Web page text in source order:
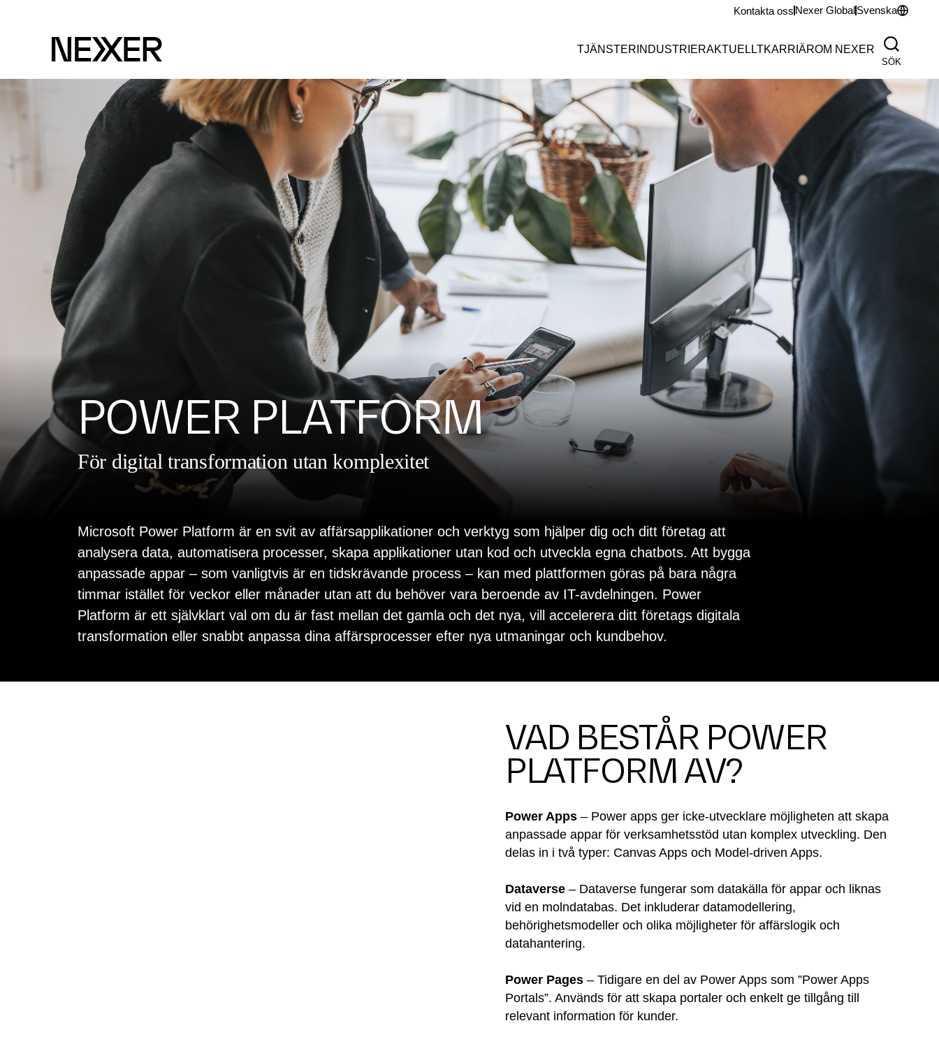
Kontakta oss Nexer GlobalSvenska
TJÄNSTER INDUSTRIERAKTUELLTKARRIÄROM NEXER
SÖK
POWER PLATFORM
För digital transformation utan komplexitet
Microsoft Power Platform är en svit av affärsapplikationer och verktyg som hjälper dig och ditt företag att
analysera data, automatisera processer, skapa applikationer utan kod och utveckla egna chatbots. Att bygga
anpassade appar – som vanligtvis är en tidskrävande process – kan med plattformen göras på bara några
timmar istället för veckor eller månader utan att du behöver vara beroende av IT-avdelningen. Power
Platform är ett självklart val om du är fast mellan det gamla och det nya, vill accelerera ditt företags digitala
transformation eller snabbt anpassa dina affärsprocesser efter nya utmaningar och kundbehov.
VAD BESTÅR POWER
PLATFORM AV?
Power Apps – Power apps ger icke-utvecklare möjligheten att skapa
anpassade appar för verksamhetsstöd utan komplex utveckling. Den
delas in i två typer: Canvas Apps och Model-driven Apps.
Dataverse – Dataverse fungerar som datakälla för appar och liknas
vid en molndatabas. Det inkluderar datamodellering,
behörighetsmodeller och olika möjligheter för affärslogik och
datahantering.
Power Pages – Tidigare en del av Power Apps som ”Power Apps
Portals”. Används för att skapa portaler och enkelt ge tillgång till
relevant information för kunder.